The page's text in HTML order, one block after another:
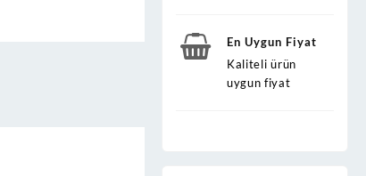
En Uygun Fiyat
Kaliteli ürün
uygun fiyat